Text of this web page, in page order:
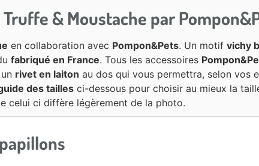
& Moustache par
en collaboration avec Pompon&Pets. Un motif vichy
fabriqué en France. Tous les accessoires
rivet en laiton au dos qui vous permettra, selon vos
des tailles ci-dessous pour choisir au mieux la
celui ci diffère légèrement de la photo.